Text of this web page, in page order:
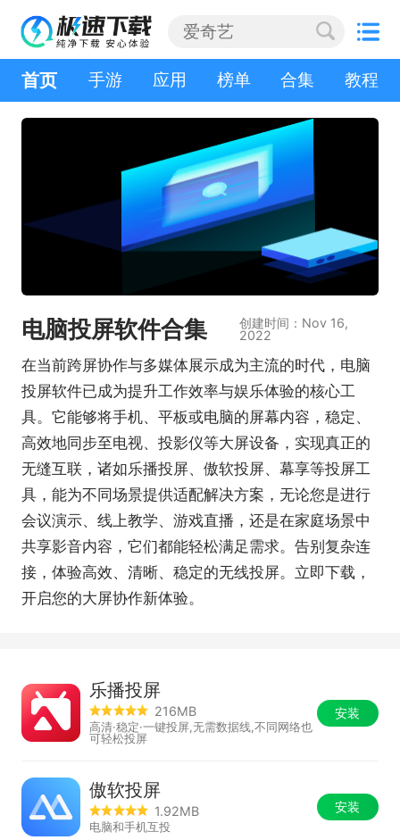
首页 手游 应用 榜单 合集 教程
电脑投屏软件合集
创建时间：Nov 16,
2022
在当前跨屏协作与多媒体展示成为主流的时代，电脑
投屏软件已成为提升工作效率与娱乐体验的核心工
具。它能够将手机、平板或电脑的屏幕内容，稳定、
高效地同步至电视、投影仪等大屏设备，实现真正的
无缝互联，诸如乐播投屏、傲软投屏、幕享等投屏工
具，能为不同场景提供适配解决方案，无论您是进行
会议演示、线上教学、游戏直播，还是在家庭场景中
共享影音内容，它们都能轻松满足需求。告别复杂连
接，体验高效、清晰、稳定的无线投屏。立即下载，
开启您的大屏协作新体验。
乐播投屏
216MB
高清·稳定·一键投屏,无需数据线,不同网络也
可轻松投屏
安装
傲软投屏
1.92MB
电脑和手机互投
安装